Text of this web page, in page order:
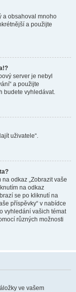
a obsahoval mnoho
a použijte
server je nebyl
a použijte
budete vyhledávat.
uživatele“.
odkaz „Zobrazit vaše
na odkaz
se po kliknutí na
příspěvky“ v nabídce
vyhledání vašich témat
různých možnosti
ve vašem